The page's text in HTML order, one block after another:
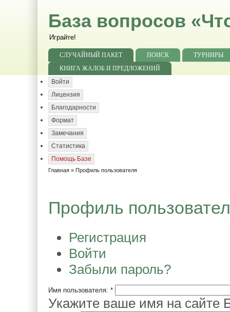
База вопросов
Играйте!
СЛУЧАЙНЫЙ ПАКЕТ ПОИСК
ТУРНИРЫ
КНИГА ЖАЛОБ И ПРЕДЛОЖЕНИЙ
Войти
Лицензия
Благодарности
Формат
Замечания
Статистика
Помощь Базе
Главная » Профиль пользователя
Профиль
Регистрация
Войти
Забыли пароль?
Имя пользователя: *
Укажите ваше имя на сайте